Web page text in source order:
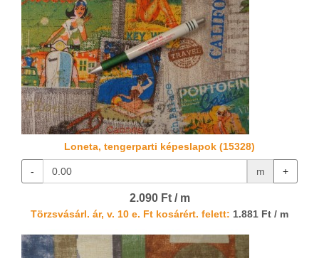
Loneta, tengerparti képeslapok (15328)
- m +
2.090 Ft / m
Törzsvásárl. ár, v. 10 e. Ft kosárért. felett: 1.881 Ft / m